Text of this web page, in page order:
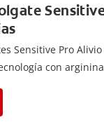
Sensitive Pro
con